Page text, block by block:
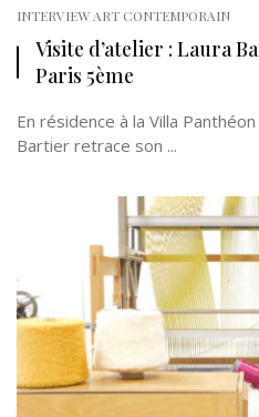
INTERVIEW ART CONTEMPORAIN
Visite d’atelier : Laura
Paris 5ème
En résidence à la Villa
Bartier retrace son ...